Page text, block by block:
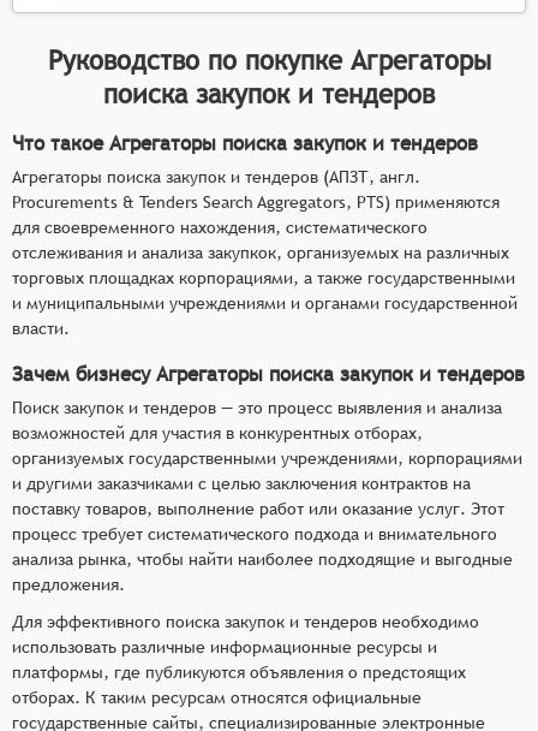
Руководство по покупке Агрегаторы
поиска закупок и тендеров
Что такое Агрегаторы поиска закупок и тендеров
Агрегаторы поиска закупок и тендеров (АПЗТ, англ.
Procurements & Tenders Search Aggregators, PTS) применяются
для своевременного нахождения, систематического
отслеживания и анализа закупкок, организуемых на различных
торговых площадках корпорациями, а также государственными
и муниципальными учреждениями и органами государственной
власти.
Зачем бизнесу Агрегаторы поиска закупок и тендеров
Поиск закупок и тендеров — это процесс выявления и анализа
возможностей для участия в конкурентных отборах,
организуемых государственными учреждениями, корпорациями
и другими заказчиками с целью заключения контрактов на
поставку товаров, выполнение работ или оказание услуг. Этот
процесс требует систематического подхода и внимательного
анализа рынка, чтобы найти наиболее подходящие и выгодные
предложения.
Для эффективного поиска закупок и тендеров необходимо
использовать различные информационные ресурсы и
платформы, где публикуются объявления о предстоящих
отборах. К таким ресурсам относятся официальные
государственные сайты, специализированные электронные